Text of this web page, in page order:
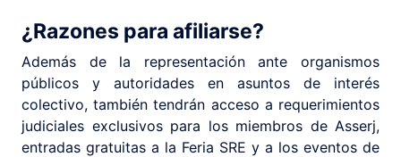
¿Razones para afiliarse?
Además de la representación ante organismos
públicos y autoridades en asuntos de interés
colectivo, también tendrán acceso a requerimientos
judiciales exclusivos para los miembros de Asserj,
entradas gratuitas a la Feria SRE y a los eventos de